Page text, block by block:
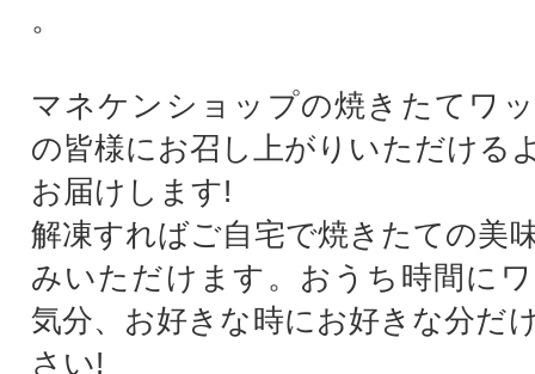
。
マネケンショップの焼きたてワ
の皆様にお召し上がりいただける
お届けします!
解凍すればご自宅で焼きたての美
みいただけます。おうち時間に
気分、お好きな時にお好きな分だ
さい!